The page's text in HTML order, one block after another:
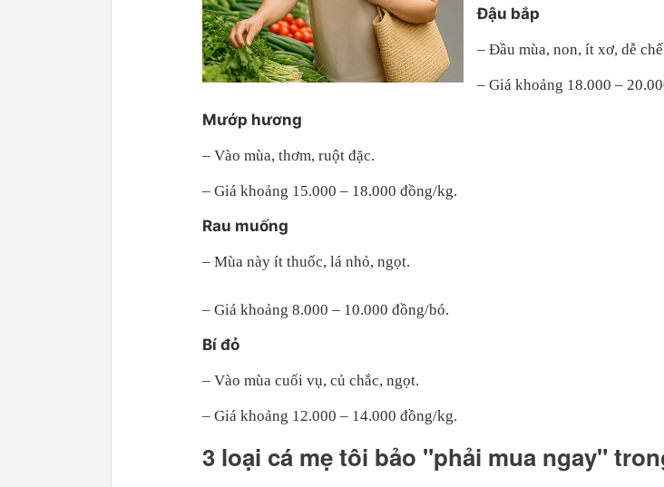
Đậu bắp
– Đầu mùa, non, ít xơ, dễ
– Giá khoảng 18.000 –
Mướp hương
– Vào mùa, thơm, ruột đặc.
– Giá khoảng 15.000 – 18.000 đồng/kg.
Rau muống
– Mùa này ít thuốc, lá nhỏ, ngọt.
– Giá khoảng 8.000 – 10.000 đồng/bó.
Bí đỏ
– Vào mùa cuối vụ, củ chắc, ngọt.
– Giá khoảng 12.000 – 14.000 đồng/kg.
3 loại cá mẹ tôi bảo "phải mua ngay"